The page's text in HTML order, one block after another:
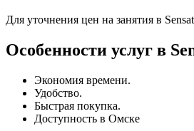
Для уточнения цен на занятия в
Особенности услуг в
Экономия времени.
Удобство.
Быстрая покупка.
Доступность в Омске